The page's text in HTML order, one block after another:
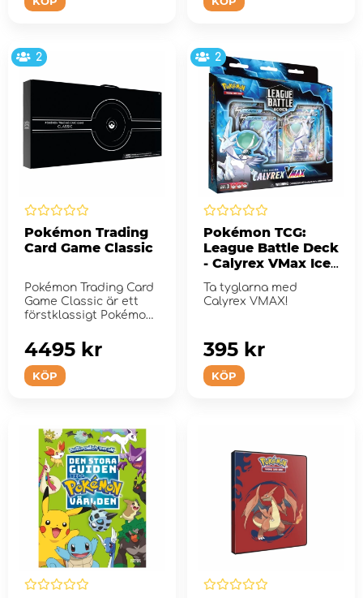
2
Pokémon Trading
Card Game Classic
Pokémon Trading Card
Game Classic är ett
förstklassigt Pokémon
KÖP
4495 kr
2
Pokémon TCG:
League Battle Deck
- Calyrex VMax Ice
Ta tyglarna med
Calyrex VMAX!
KÖP
395 kr